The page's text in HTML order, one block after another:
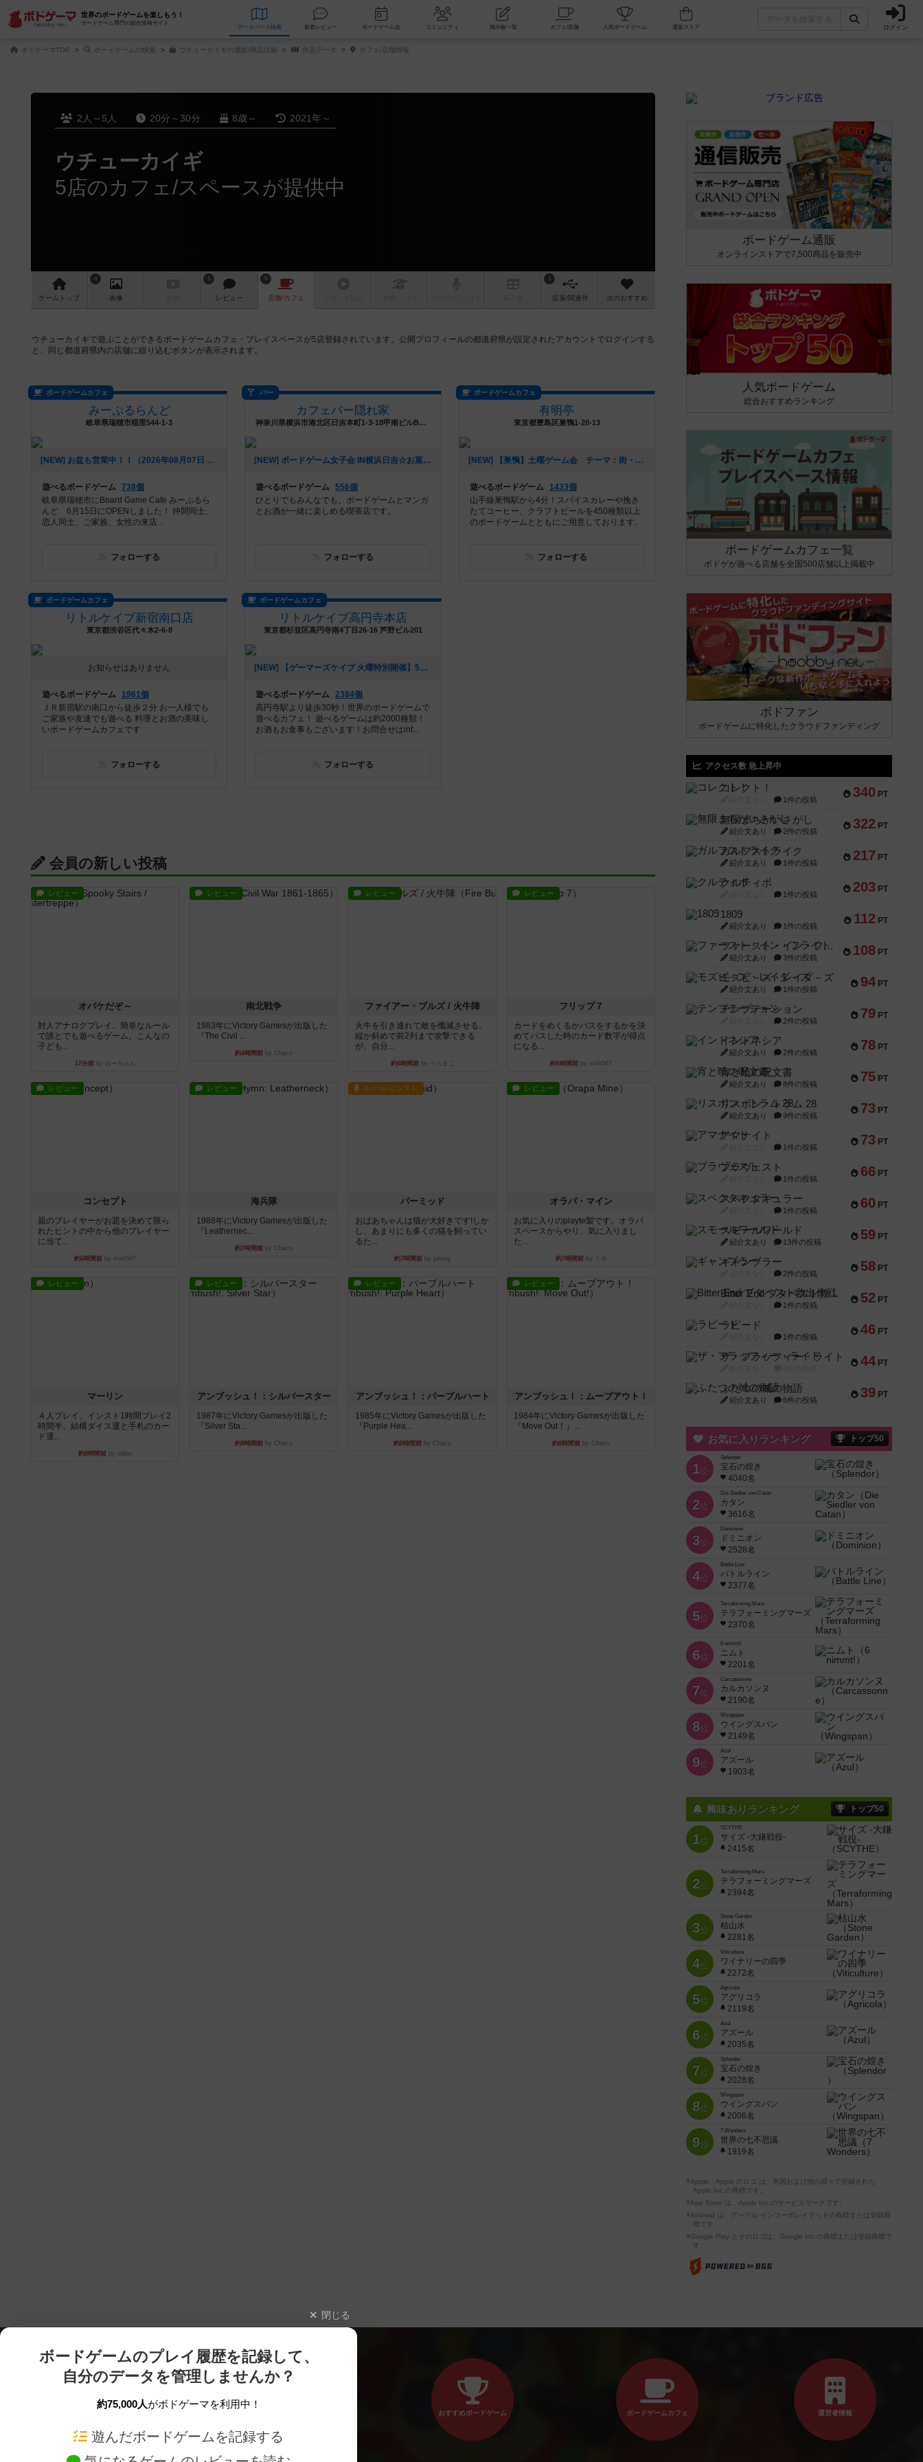
世界のボードゲームを楽しもう！
ボードゲーム専門の総合情報サイト
データベース 検索 新着レビュー ボードゲーム会 コミュニティ 掲示板一覧 カフェ/店舗 人気ボードゲーム ログイン
ボドゲーマTOP ボードゲームの検索 ウチューカイギの通販/商品詳細 作品データ カフェ/店舗情報
2人～5人 20分～30分 8歳～ 2021年～
ウチューカイギ
5店のカフェ/スペースが提供中
ゲーム トップ
4
画像
1
レビュー
5
店舗/カフェ
1
拡張/関連作 次のおすすめ
ウチューカイギで遊ぶことができるボードゲームカフェ・プレイスペースが5店登録されています。公開プロフィールの都道府県が設定されたアカウントでログインする
と、同じ都道府県内の店舗に絞り込むボタンが表示されます。
ボードゲームカフェ
みーぷるらんど
岐阜県瑞穂市稲里544-1-3
[NEW] お盆も営業中！！（2026年08月07日 00時53分）
遊べるボードゲーム 738個
岐阜県瑞穂市にBoard Game Cafe みーぷるら
んど 6月15日にOPENしました！ 仲間同士、
恋人同士、ご家族、女性の来店...
フォローする
バー
カフェバー隠れ家
神奈川県横浜市港北区日吉本町1-3-18甲南ビルB1南号
[NEW] ボードゲーム女子会 IN横浜日吉☆お菓子の会（2023年01月06日 17時18分）
遊べるボードゲーム 556個
ひとりでもみんなでも。ボードゲームとマンガ
とお酒が一緒に楽しめる喫茶店です。
フォローする
ボードゲームカフェ
有明亭
東京都豊島区巣鴨1-20-13
[NEW] 【巣鴨】土曜ゲーム会 テーマ：街・地名のゲーム（2020年12月02日 17時54分）
遊べるボードゲーム
1433個
山手線巣鴨駅から4分！スパイスカレーや挽き
たてコーヒー、クラフトビールを450種類以上
のボードゲームとともにご用意しております。
フォローする
ボードゲームカフェ
リトルケイブ新宿南口店
東京都渋谷区代々木2-6-8
お知らせはありません
遊べるボードゲーム
1961個
ＪＲ新宿駅の南口から徒歩２分 お一人様でも
ご家族や友達でも遊べる 料理とお酒の美味し
いボードゲームカフェです
フォローする
ボードゲームカフェ
リトルケイブ高円寺本店
東京都杉並区高円寺南4丁目26-16 芦野ビル201
[NEW] 【ゲーマーズケイブ 火曜特別開催】5月1日（火）20:00～ 『ロールプレイヤー』（2018年04月22日 18時42分）
遊べるボードゲーム 2384個
高円寺駅より徒歩30秒！世界のボードゲームで
遊べるカフェ！ 遊べるゲームは約2000種類！
お酒もお食事もございます！お問合せはinf...
フォローする
会員の新しい投稿
レビュー
オバケだぞ～
対人アナログプレイ。簡単なルール
で誰とでも遊べるゲーム。こんなの
子ども...
17分前by おーちゃん
レビュー
南北戦争
1983年にVictory Gamesが出版した
『The Civil ...
約4時間前 by Chaco
レビュー
ファイアー・ブルズ / 火牛陣
火牛を引き連れて敵を殲滅させる。
縦か斜めで前2列まで攻撃できる
が、自分...
約6時間前by うらまこ
レビュー
フリップ７
カードをめくるかパスをするかを決
めてパスした時のカード数字が得点
になる...
約6時間前 by mob567
レビュー
コンセプト
親のプレイヤーがお題を決めて限ら
れたヒントの中から他のプレイヤー
に当て...
約6時間前 by mob567
レビュー
海兵隊
1988年にVictory Gamesが出版した
『Leathernec...
約7時間前 by Chaco
ルール/インスト
パーミッド
おばあちゃんは猫が大好きです!しか
し、あまりにも多くの猫を飼ってい
るた...
約7時間前 by jurong
レビュー
オラパ・マイン
お気に入りのplayte製です。オラパ
スペースからやり、気に入りまし
た...
約7時間前by くみ
レビュー
マーリン
４人プレイ。インスト1時間プレイ2
時間半。結構ダイス運と手札のカー
ド運...
約8時間前by oliber
レビュー
アンブッシュ！：シルバースター
1987年にVictory Gamesが出版した
『Silver Sta...
約8時間前 by Chaco
レビュー
アンブッシュ！：パープルハート
1985年にVictory Gamesが出版した
『Purple Hea...
約8時間前 by Chaco
レビュー
アンブッシュ！：ムーブアウト！
1984年にVictory Gamesが出版した
『Move Out！』...
約8時間前 by Chaco
ボードゲーム通販
オンラインストアで7,500商品を販売中
人気ボードゲーム
総合おすすめランキング
ボードゲームカフェ一覧
ボドゲが遊べる店舗を全国500店舗以上掲載中
ボドファン
ボードゲームに特化したクラウドファンディング
アクセス数 急上昇中
340 PT
コレクト！
1件の投稿
322 PT
無限まちがいさがし
紹介文あり 2件の投稿
217 PT
ガルフストライク
紹介文あり 1件の投稿
203 PT
クルティボ
1件の投稿
112 PT
1809
紹介文あり 1件の投稿
108 PT
ファースト・イン・フライト
紹介文あり 3件の投稿
94 PT
モズビ－ズ・レイダ－ズ
紹介文あり 1件の投稿
79 PT
テンプテーション
2件の投稿
78 PT
インドネシア
紹介文あり 2件の投稿
75 PT
宵と暁の呪文書
紹介文あり 8件の投稿
73 PT
リスボン・トラム 28
紹介文あり 9件の投稿
73 PT
アマナイト
1件の投稿
66 PT
ブラヴェスト
1件の投稿
60 PT
スペクタキュラー
1件の投稿
59 PT
スモールワールド
紹介文あり 13件の投稿
58 PT
ギャンブラー
2件の投稿
52 PT
Bitter End ブタペスト救出作戦
1件の投稿
46 PT
ラピード
1件の投稿
44 PT
ザ・フラッフィー・ライト
39 PT
ふたつの城の物語
紹介文あり 6件の投稿
お気に入りランキング トップ50
1位
Splendor
宝石の煌き
4040名
2位
Die Siedler von Catan
カタン
3616名
3位
Dominion
ドミニオン
2528名
4位
Battle Line
バトルライン
2377名
5位
Terraforming Mars
テラフォーミングマーズ
2370名
6位
6 nimmt!
ニムト
2201名
7位
Carcassonne
カルカソンヌ
2190名
8位
Wingspan
ウイングスパン
2149名
9位
Azul
アズール
1903名
興味ありランキング トップ50
1位
SCYTHE
サイズ -大鎌戦役-
2415名
2位
Terraforming Mars
テラフォーミングマーズ
2394名
3位
Stone Garden
枯山水
2281名
4位
Viticulture
ワイナリーの四季
2272名
5位
Agricola
アグリコラ
2119名
6位
Azul
アズール
2035名
7位
Splendor
宝石の煌き
2028名
8位
Wingspan
ウイングスパン
2006名
9位
7 Wonders
世界の七不思議
1919名
※Apple、Apple のロゴ は、米国および他の国々で登録された
Apple Inc.の商標です。
※App Store は、Apple Inc.のサービスマークです。
※Android は、グーグル インコーポレイテッドの商標または登録商
標です。
※Google Play とそのロゴは、Google Inc.の商標または登録商標で
す。
閉じる
ボードゲームのプレイ履歴を記録して、
自分のデータを管理しませんか？
約75,000人がボドゲーマを利用中！
遊んだボードゲームを記録する
おすすめボードゲーム ボードゲームカフェ 運営者情報